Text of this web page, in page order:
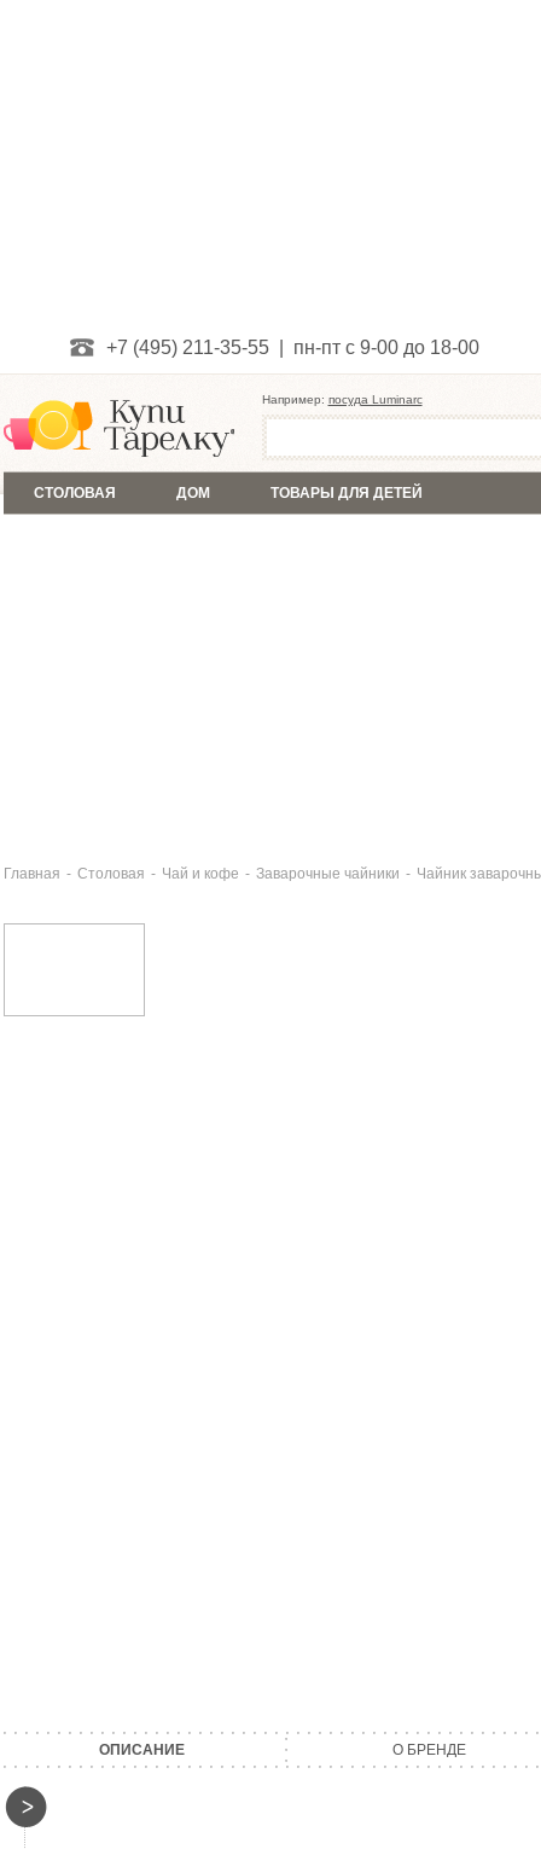
+7 (495) 211-35-55 | пн-пт с 9-00 до 18-00
Например: посуда Luminarc
СТОЛОВАЯ ДОМ ТОВАРЫ ДЛЯ ДЕТЕЙ
Главная - Столовая - Чай и кофе - Заварочные чайники - Чайник
ОПИСАНИЕ О БРЕНДЕ